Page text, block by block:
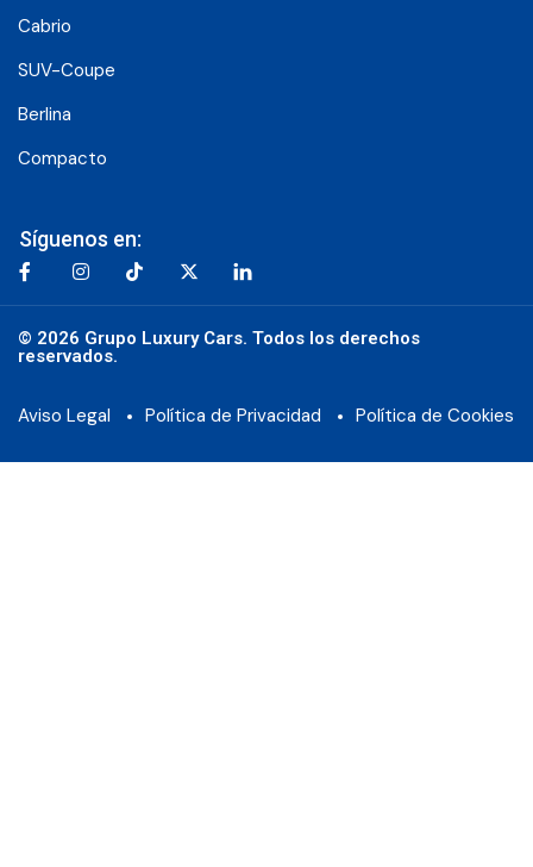
Cabrio
SUV-Coupe
Berlina
Compacto
Síguenos en:
© 2026 Grupo Luxury Cars. Todos los derechos
reservados.
Aviso Legal Política de Privacidad Política de Cookies